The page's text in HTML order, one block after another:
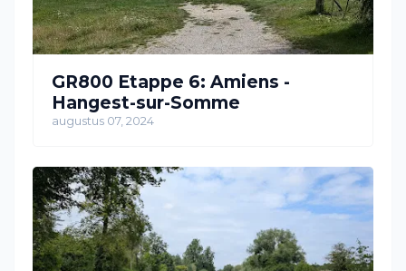
GR800 Etappe 6: Amiens -
Hangest-sur-Somme
augustus 07, 2024